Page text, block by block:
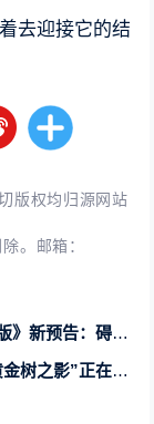
去迎接它的结
版权均归源网站
。邮箱：
：碍事梨加入战斗
之影”正在开发